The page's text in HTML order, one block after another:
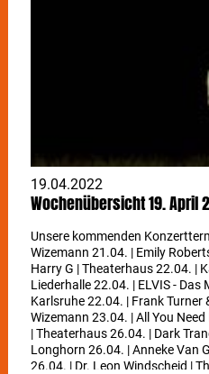
19.04.2022
Wochenübersicht 19. April
Unsere kommenden
Wizemann 21.04. | Emily
Harry G | Theaterhaus 22.04. |
Liederhalle 22.04. | ELVIS -
Karlsruhe 22.04. | Frank Turner
Wizemann 23.04. | All You
| Theaterhaus 26.04. | Dark
Longhorn 26.04. | Anneke Van
26.04. | Dr. Leon Windscheid |